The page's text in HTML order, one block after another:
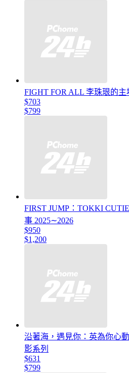
FIGHT FOR ALL 李珠珢的主
$703
$799
FIRST JUMP：TOKKI
事 2025∼2026
$950
$1,200
沿著海，遇見你：英為你心
影系列
$631
$799